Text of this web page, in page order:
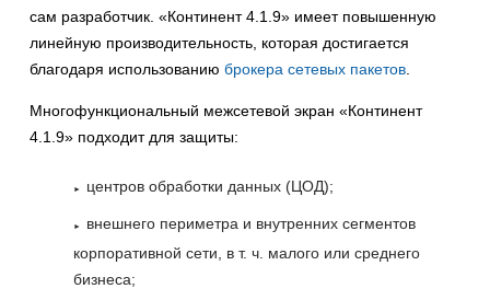
сам разработчик. «Континент 4.1.9» имеет повышенную
линейную производительность, которая достигается
благодаря использованию брокера сетевых пакетов
Многофункциональный межсетевой экран «Континент
4.1.9» подходит для защиты:
центров обработки данных (ЦОД);
внешнего периметра и внутренних сегментов
корпоративной сети, в т. ч. малого или среднего
бизнеса;